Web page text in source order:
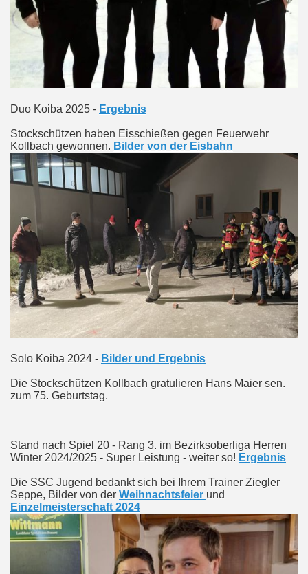
Duo Koiba 2025 - Ergebnis
Stockschützen haben Eisschießen gegen Feuerwehr
Kollbach gewonnen. Bilder von der Eisbahn
Solo Koiba 2024 - Bilder und Ergebnis
Die Stockschützen Kollbach gratulieren Hans Maier sen.
zum 75. Geburtstag.
Stand nach Spiel 20 - Rang 3. im Bezirksoberliga Herren
Winter 2024/2025 - Super Leistung - weiter so! Ergebnis
Die SSC Jugend bedankt sich bei Ihrem Trainer Ziegler
Seppe, Bilder von der Weihnachtsfeier und
Einzelmeisterschaft 2024